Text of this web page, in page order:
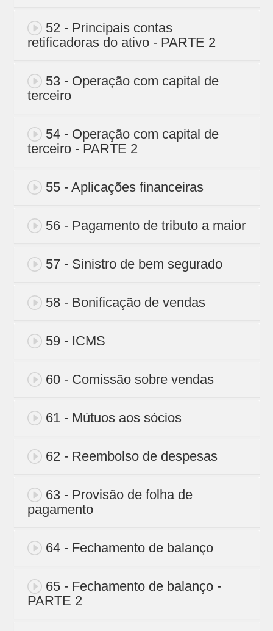
52 - Principais contas
retificadoras do ativo - PARTE 2
53 - Operação com capital de
terceiro
54 - Operação com capital de
terceiro - PARTE 2
55 - Aplicações financeiras
56 - Pagamento de tributo a maior
57 - Sinistro de bem segurado
58 - Bonificação de vendas
59 - ICMS
60 - Comissão sobre vendas
61 - Mútuos aos sócios
62 - Reembolso de despesas
63 - Provisão de folha de
pagamento
64 - Fechamento de balanço
65 - Fechamento de balanço -
PARTE 2